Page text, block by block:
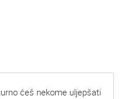
ćeš nekome uljepšati